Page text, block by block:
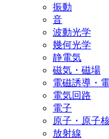
振動
音
波動光学
幾何光学
静電気
磁気・磁場
電磁誘導・
電気回路
電子
原子・原子
放射線